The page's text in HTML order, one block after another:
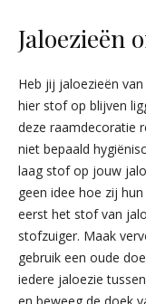
Jaloezieën
Heb jij jaloezieën
hier stof op blijven
deze raamdecoratie
niet bepaald
laag stof op jouw
geen idee hoe zij
eerst het stof van
stofzuiger. Maak
gebruik een oude
iedere jaloezie